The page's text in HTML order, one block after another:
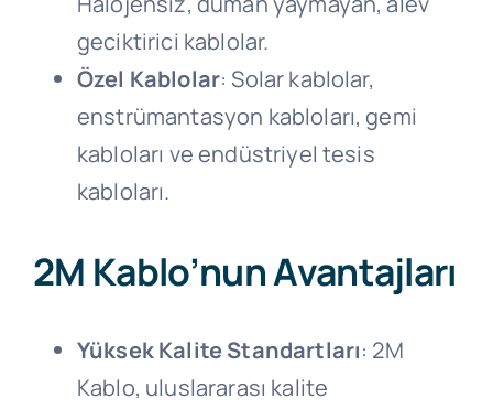
geciktirici kablolar.
Özel Kablolar: Solar kablolar,
enstrümantasyon kabloları, gemi
kabloları ve endüstriyel tesis
kabloları.
2M Kablo’nun Avantajları
Yüksek Kalite Standartları: 2M
Kablo, uluslararası kalite